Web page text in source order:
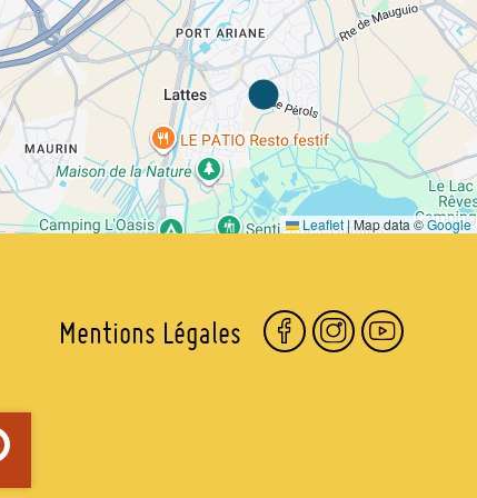
Leaflet|Map data ©Google
Mentions Légales